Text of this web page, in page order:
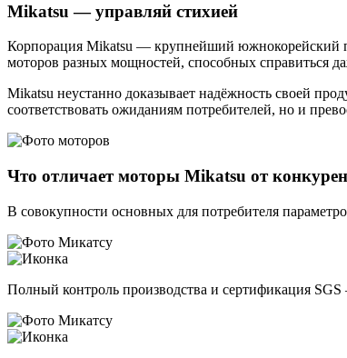
Mikatsu — управляй стихией
Корпорация Mikatsu — крупнейший южнокорейский
моторов разных мощностей, способных
Mikatsu неустанно доказывает надёжность своей
соответствовать ожиданиям потребителей, но и
Что отличает моторы Mikatsu от
В совокупности основных для потребителя
Полный контроль производства и сертификация